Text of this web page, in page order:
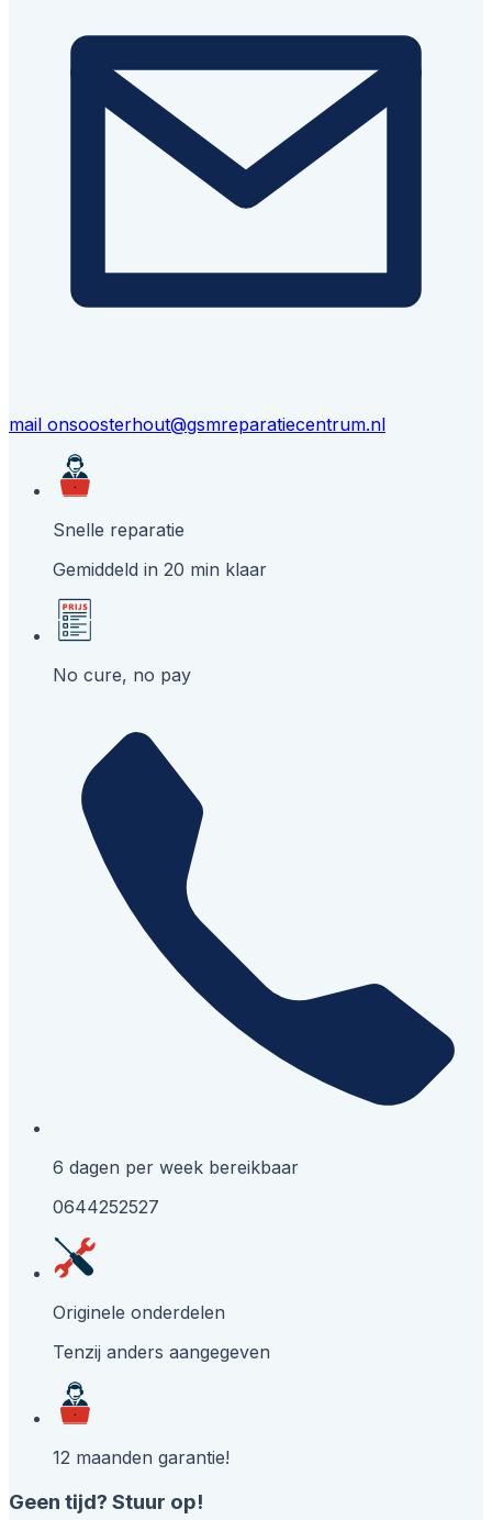
mail onsoosterhout@gsmreparatiecentrum.nl
Snelle reparatie
Gemiddeld in 20 min klaar
No cure, no pay
6 dagen per week bereikbaar
0644252527
Originele onderdelen
Tenzij anders aangegeven
12 maanden garantie!
Geen tijd? Stuur op!